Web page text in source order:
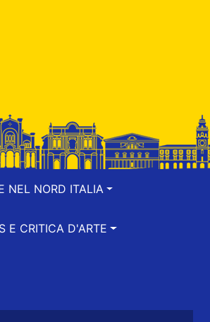
NEL NORD ITALIA
E CRITICA D'ARTE